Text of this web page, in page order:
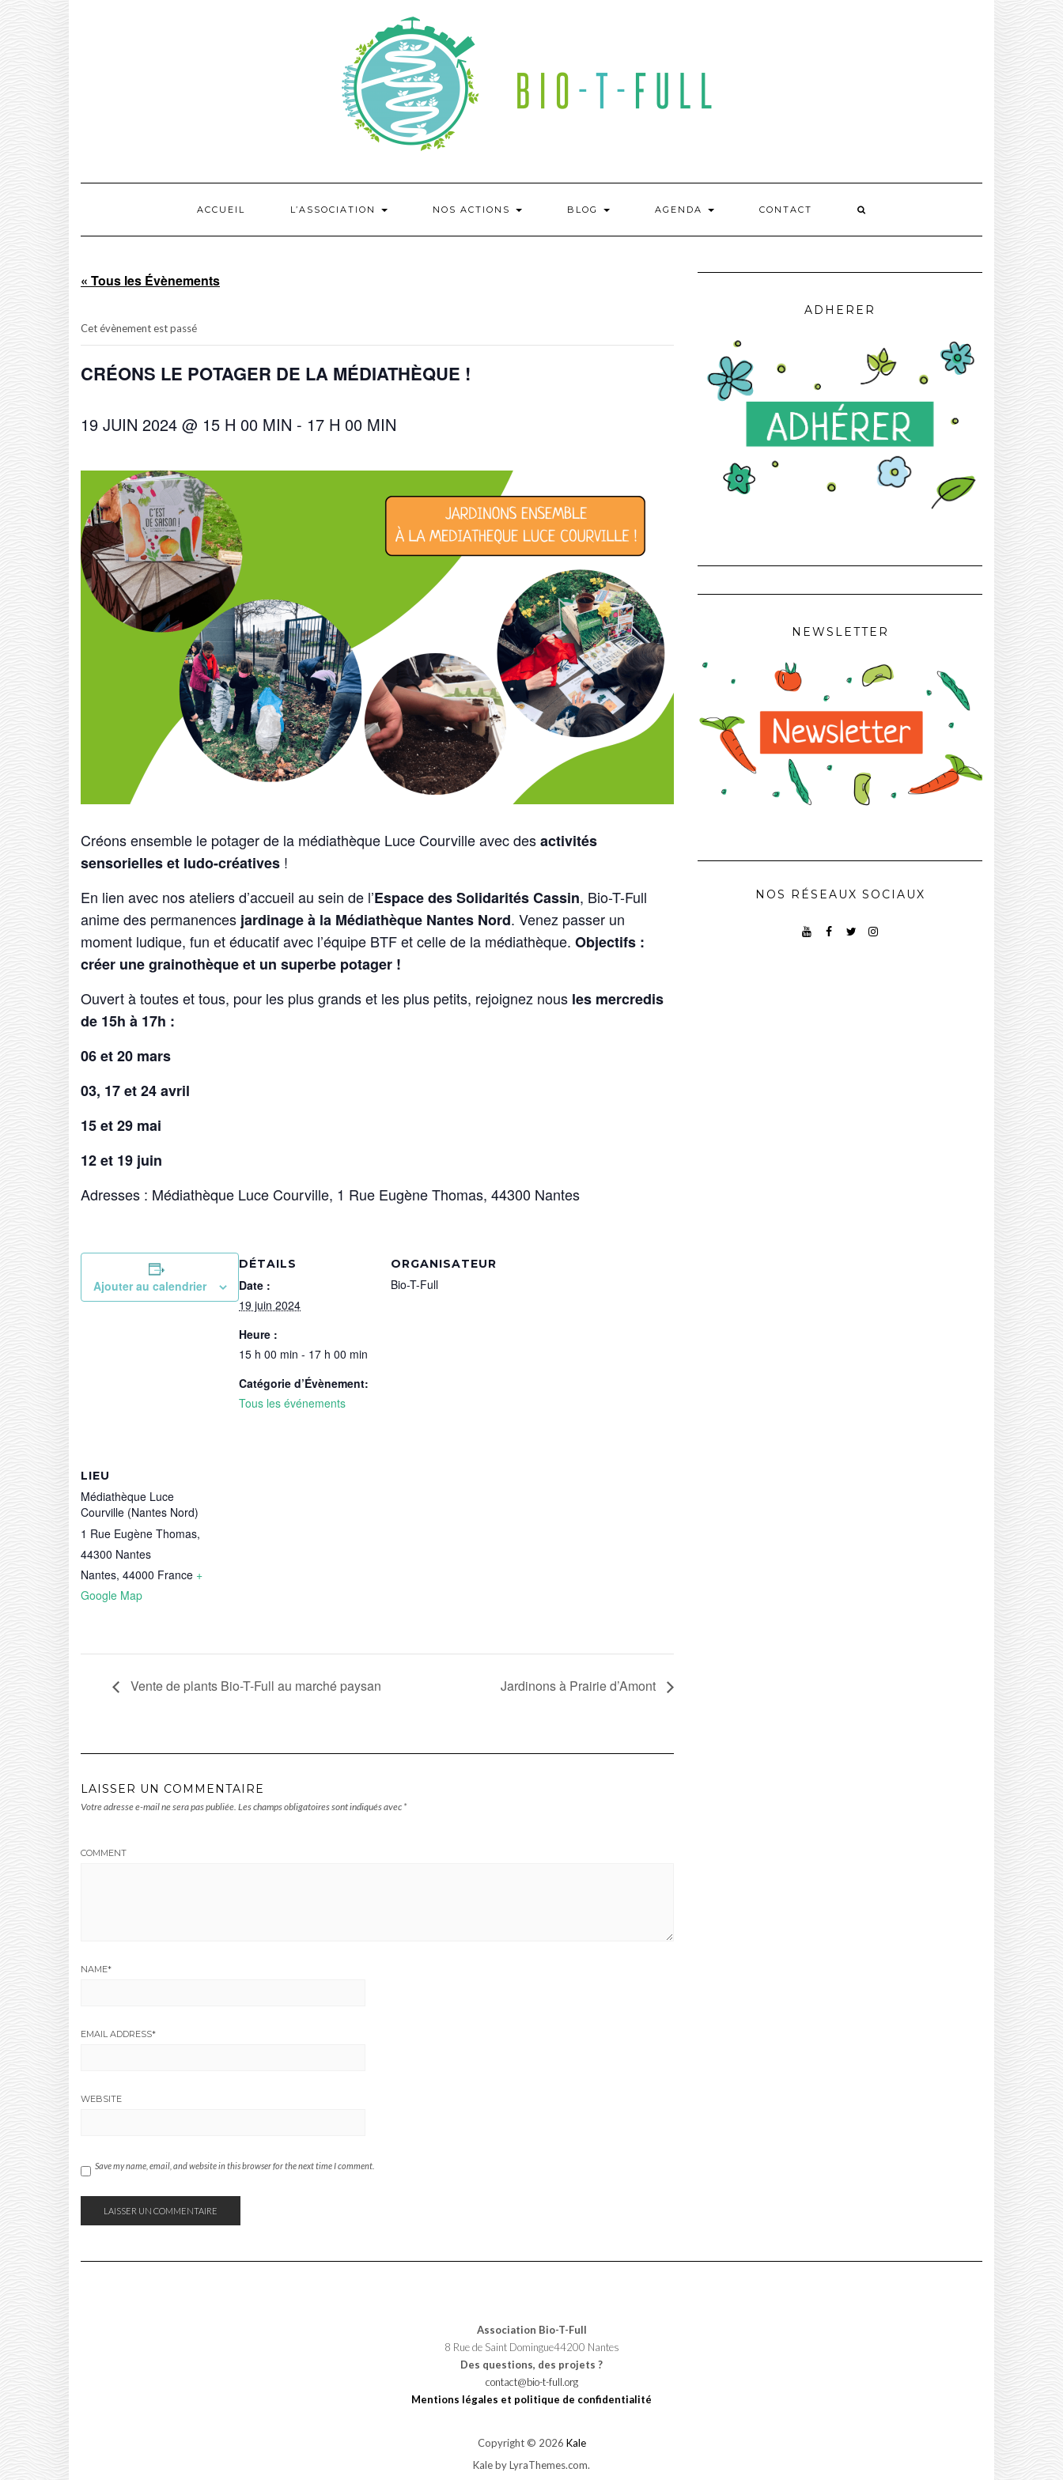
ACCUEIL L’ASSOCIATION NOS ACTIONS BLOG AGENDA CONTACT
« Tous les Évènements
Cet évènement est passé
CRÉONS LE POTAGER DE LA MÉDIATHÈQUE !
19 JUIN 2024 @ 15 H 00 MIN - 17 H 00 MIN
Créons ensemble le potager de la médiathèque Luce Courville avec desactivités
sensorielles et ludo-créatives !
En lien avec nos ateliers d’accueil au sein de l’Espace des Solidarités Cassin, Bio-T-Full
anime des permanences jardinage à la Médiathèque Nantes Nord. Venez passer un
moment ludique, fun et éducatif avec l’équipe BTF et celle de la médiathèque. Objectifs :
créer une grainothèque et un superbe potager !
Ouvert à toutes et tous, pour les plus grands et les plus petits, rejoignez nous les mercredis
de 15h à 17h :
06 et 20 mars
03, 17 et 24 avril
15 et 29 mai
12 et 19 juin
Adresses : Médiathèque Luce Courville, 1 Rue Eugène Thomas, 44300 Nantes
Ajouter au calendrier
DÉTAILS
Date :
19 juin 2024
Heure :
15 h 00 min - 17 h 00 min
Catégorie d’Évènement:
Tous les événements
ORGANISATEUR
Bio-T-Full
LIEU
Médiathèque Luce
Courville (Nantes Nord)
1 Rue Eugène Thomas,
44300 Nantes
Nantes, 44000 France +
Google Map
Vente de plants Bio-T-Full au marché paysan Jardinons à Prairie d’Amont
LAISSER UN COMMENTAIRE
Votre adresse e-mail ne sera pas publiée. Les champs obligatoires sont indiqués avec *
COMMENT
NAME*
EMAIL ADDRESS*
WEBSITE
Save my name, email, and website in this browser for the next time I comment.
ADHERER
NEWSLETTER
NOS RÉSEAUX SOCIAUX
Association Bio-T-Full
8 Rue de Saint Domingue44200 Nantes
Des questions, des projets ?
contact@bio-t-full.org
Mentions légales et politique de confidentialité
Copyright © 2026 Kale
Kaleby LyraThemes.com.